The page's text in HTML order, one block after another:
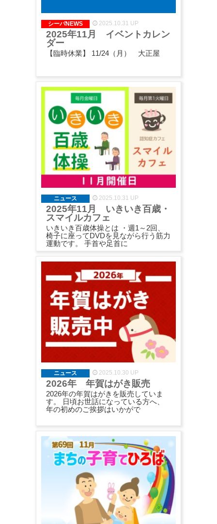
シーパNEWS 2025.10.31 UP
2025年11月 イベントカレン
ダー
【臨時休業】 11/24（月） 大正屋
ニュース 2025.10.31 UP
2025年11月 いきいき百歳・
スマイルカフェ
いきいき百歳体操とは ・週1～2回、
椅子に座ってDVDを見ながら行う筋力
運動です。 手首や足首に
ニュース 2025.10.30 UP
2026年 年賀はがき販売
2026年の年賀はがきを販売していま
す。 日頃お世話になっている方へ、
年の初めのご挨拶はいかがで